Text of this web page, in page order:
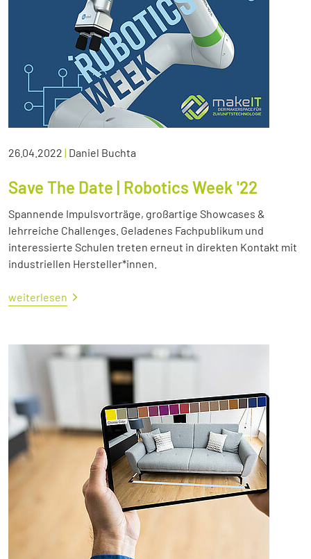
26.04.2022 | Daniel Buchta
Save The Date | Robotics Week '22
Spannende Impulsvorträge, großartige Showcases &
lehrreiche Challenges. Geladenes Fachpublikum und
interessierte Schulen treten erneut in direkten Kontakt mit
industriellen Hersteller*innen.
weiterlesen